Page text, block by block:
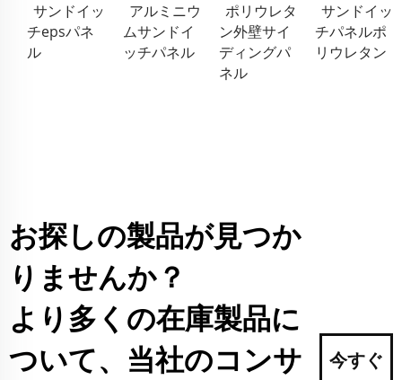
サンドイッ
チepsパネ
ル
アルミニウ
ムサンドイ
ッチパネル
ポリウレタ
ン外壁サイ
ディングパ
ネル
サンドイッ
チパネルポ
リウレタン
お探しの製品が見つか
りませんか？
より多くの在庫製品に
ついて、当社のコンサ
今すぐ